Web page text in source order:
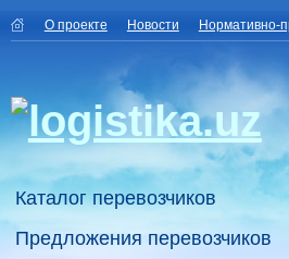
О проекте Новости Нормативно-
Каталог перевозчиков
Предложения перевозчиков